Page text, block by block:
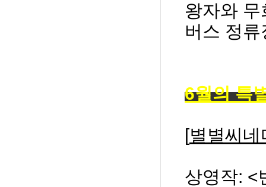
왕자와
버스 정
6월의 특
[별별씨네
상영작: <